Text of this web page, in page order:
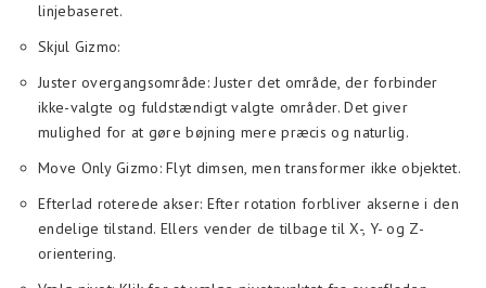
linjebaseret.
Skjul Gizmo:
Juster overgangsområde: Juster det område, der forbinder
ikke-valgte og fuldstændigt valgte områder. Det giver
mulighed for at gøre bøjning mere præcis og naturlig.
Move Only Gizmo: Flyt dimsen, men transformer ikke objektet.
Efterlad roterede akser: Efter rotation forbliver akserne i den
endelige tilstand. Ellers vender de tilbage til X-, Y- og Z-
orientering.